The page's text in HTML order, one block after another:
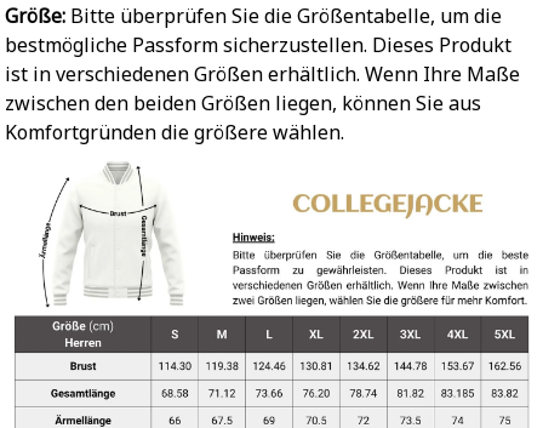
Größe: Bitte überprüfen Sie die Größentabelle, um die
bestmögliche Passform sicherzustellen. Dieses Produkt
ist in verschiedenen Größen erhältlich. Wenn Ihre Maße
zwischen den beiden Größen liegen, können Sie aus
Komfortgründen die größere wählen.